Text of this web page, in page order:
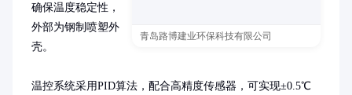
青岛路博建业环保科技有限公司
确保温度稳定性，
外部为钢制喷塑外
壳。
温控系统采用PID算法，配合高精度传感器，可实现±0.5℃